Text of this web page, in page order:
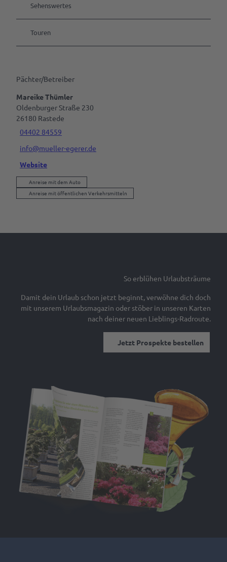
Sehenswertes
Touren
Pächter/Betreiber
Mareike Thümler
Oldenburger Straße 230
26180 Rastede
04402 84559
info@mueller-egerer.de
Website
Anreise mit dem Auto
Anreise mit öffentlichen Verkehrsmitteln
So erblühen Urlaubsträume
Damit dein Urlaub schon jetzt beginnt, verwöhne dich doch
mit unserem Urlaubsmagazin oder stöber in unseren Karten
nach deiner neuen Lieblings-Radroute.
Jetzt Prospekte bestellen